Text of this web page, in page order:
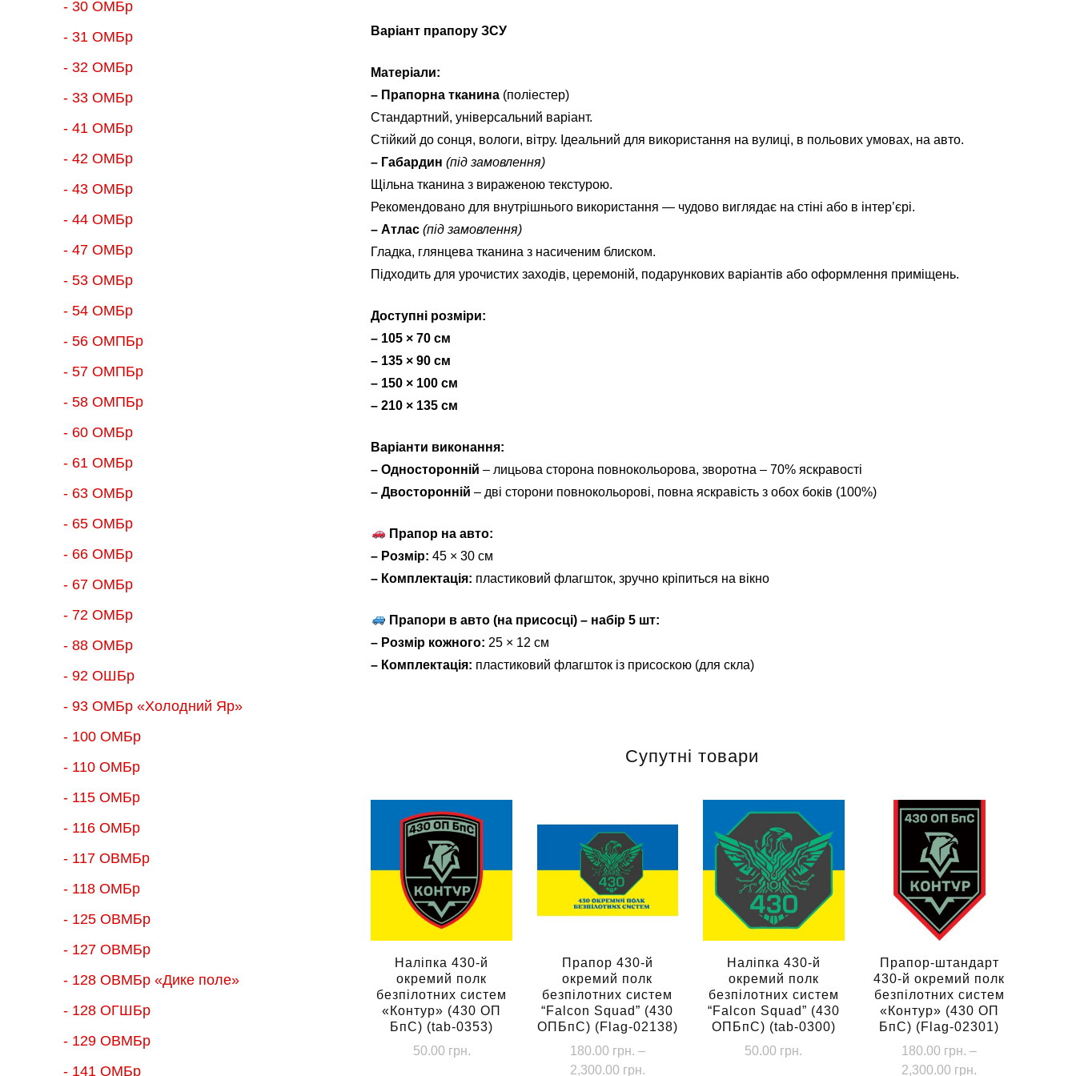
Варіант прапору ЗСУ
Матеріали:
– Прапорна тканина (поліестер)
Стандартний, універсальний варіант.
Стійкий до сонця, вологи, вітру. Ідеальний для використання на вулиці, в польових умовах, на авто.
– Габардин (під замовлення)
Щільна тканина з вираженою текстурою.
Рекомендовано для внутрішнього використання — чудово виглядає на стіні або в інтер’єрі.
– Атлас (під замовлення)
Гладка, глянцева тканина з насиченим блиском.
Підходить для урочистих заходів, церемоній, подарункових варіантів або оформлення приміщень.
Доступні розміри:
– 105 × 70 см
– 135 × 90 см
– 150 × 100 см
– 210 × 135 см
Варіанти виконання:
– Односторонній – лицьова сторона повнокольорова, зворотна – 70% яскравості
– Двосторонній – дві сторони повнокольорові, повна яскравість з обох боків (100%)
Прапор на авто:
– Розмір: 45 × 30 см
– Комплектація: пластиковий флагшток, зручно кріпиться на вікно
Прапори в авто (на присосці) – набір 5 шт:
– Розмір кожного: 25 × 12 см
– Комплектація: пластиковий флагшток із присоскою (для скла)
Супутні товари
Наліпка 430-й
окремий полк
безпілотних систем
«Контур» (430 ОП
БпС) (tab-0353)
50.00 грн.
Прапор 430-й
окремий полк
безпілотних систем
“Falcon Squad” (430
ОПБпС) (Flag-02138)
180.00 грн. –
2,300.00 грн.
Наліпка 430-й
окремий полк
безпілотних систем
“Falcon Squad” (430
ОПБпС) (tab-0300)
50.00 грн.
Прапор-штандарт
430-й окремий полк
безпілотних систем
«Контур» (430 ОП
БпС) (Flag-02301)
180.00 грн. –
2,300.00 грн.
- 30 ОМБр
- 31 ОМБр
- 32 ОМБр
- 33 ОМБр
- 41 ОМБр
- 42 ОМБр
- 43 ОМБр
- 44 ОМБр
- 47 ОМБр
- 53 ОМБр
- 54 ОМБр
- 56 ОМПБр
- 57 ОМПБр
- 58 ОМПБр
- 60 ОМБр
- 61 ОМБр
- 63 ОМБр
- 65 ОМБр
- 66 ОМБр
- 67 ОМБр
- 72 ОМБр
- 88 ОМБр
- 92 ОШБр
- 93 ОМБр «Холодний Яр»
- 100 ОМБр
- 110 ОМБр
- 115 ОМБр
- 116 ОМБр
- 117 ОВМБр
- 118 ОМБр
- 125 ОВМБр
- 127 ОВМБр
- 128 ОВМБр «Дике поле»
- 128 ОГШБр
- 129 ОВМБр
- 141 ОМБр